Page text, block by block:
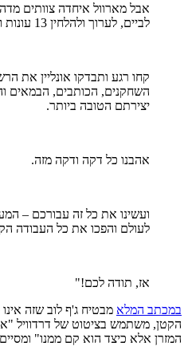
אבל מארוול איחדה צוותים
לביים, לערוך ולהלחין 13 עונות ו-161 פרקים בני שעה אחת.
קחו רגע ותבדקו אונליין את
השחקנים, הכותבים, הבמאים
יצירתם הטובה ביותר.
אהבנו כל דקה ודקה מזה.
ועשינו את כל זה עבורכם –
לעולם והפכו את כל העבודה
אז, תודה לכם!"
במכתב המלא מבטיח ג'ף לוב שזה
הקטן, משתמש בציטוט של דרדוויל
המזרן אלא כיצד הוא קם ממנו"